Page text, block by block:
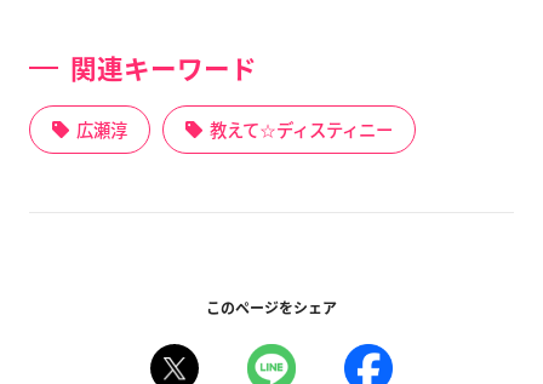
関連キーワード
広瀬淳 教えて☆ディスティニー
このページをシェア